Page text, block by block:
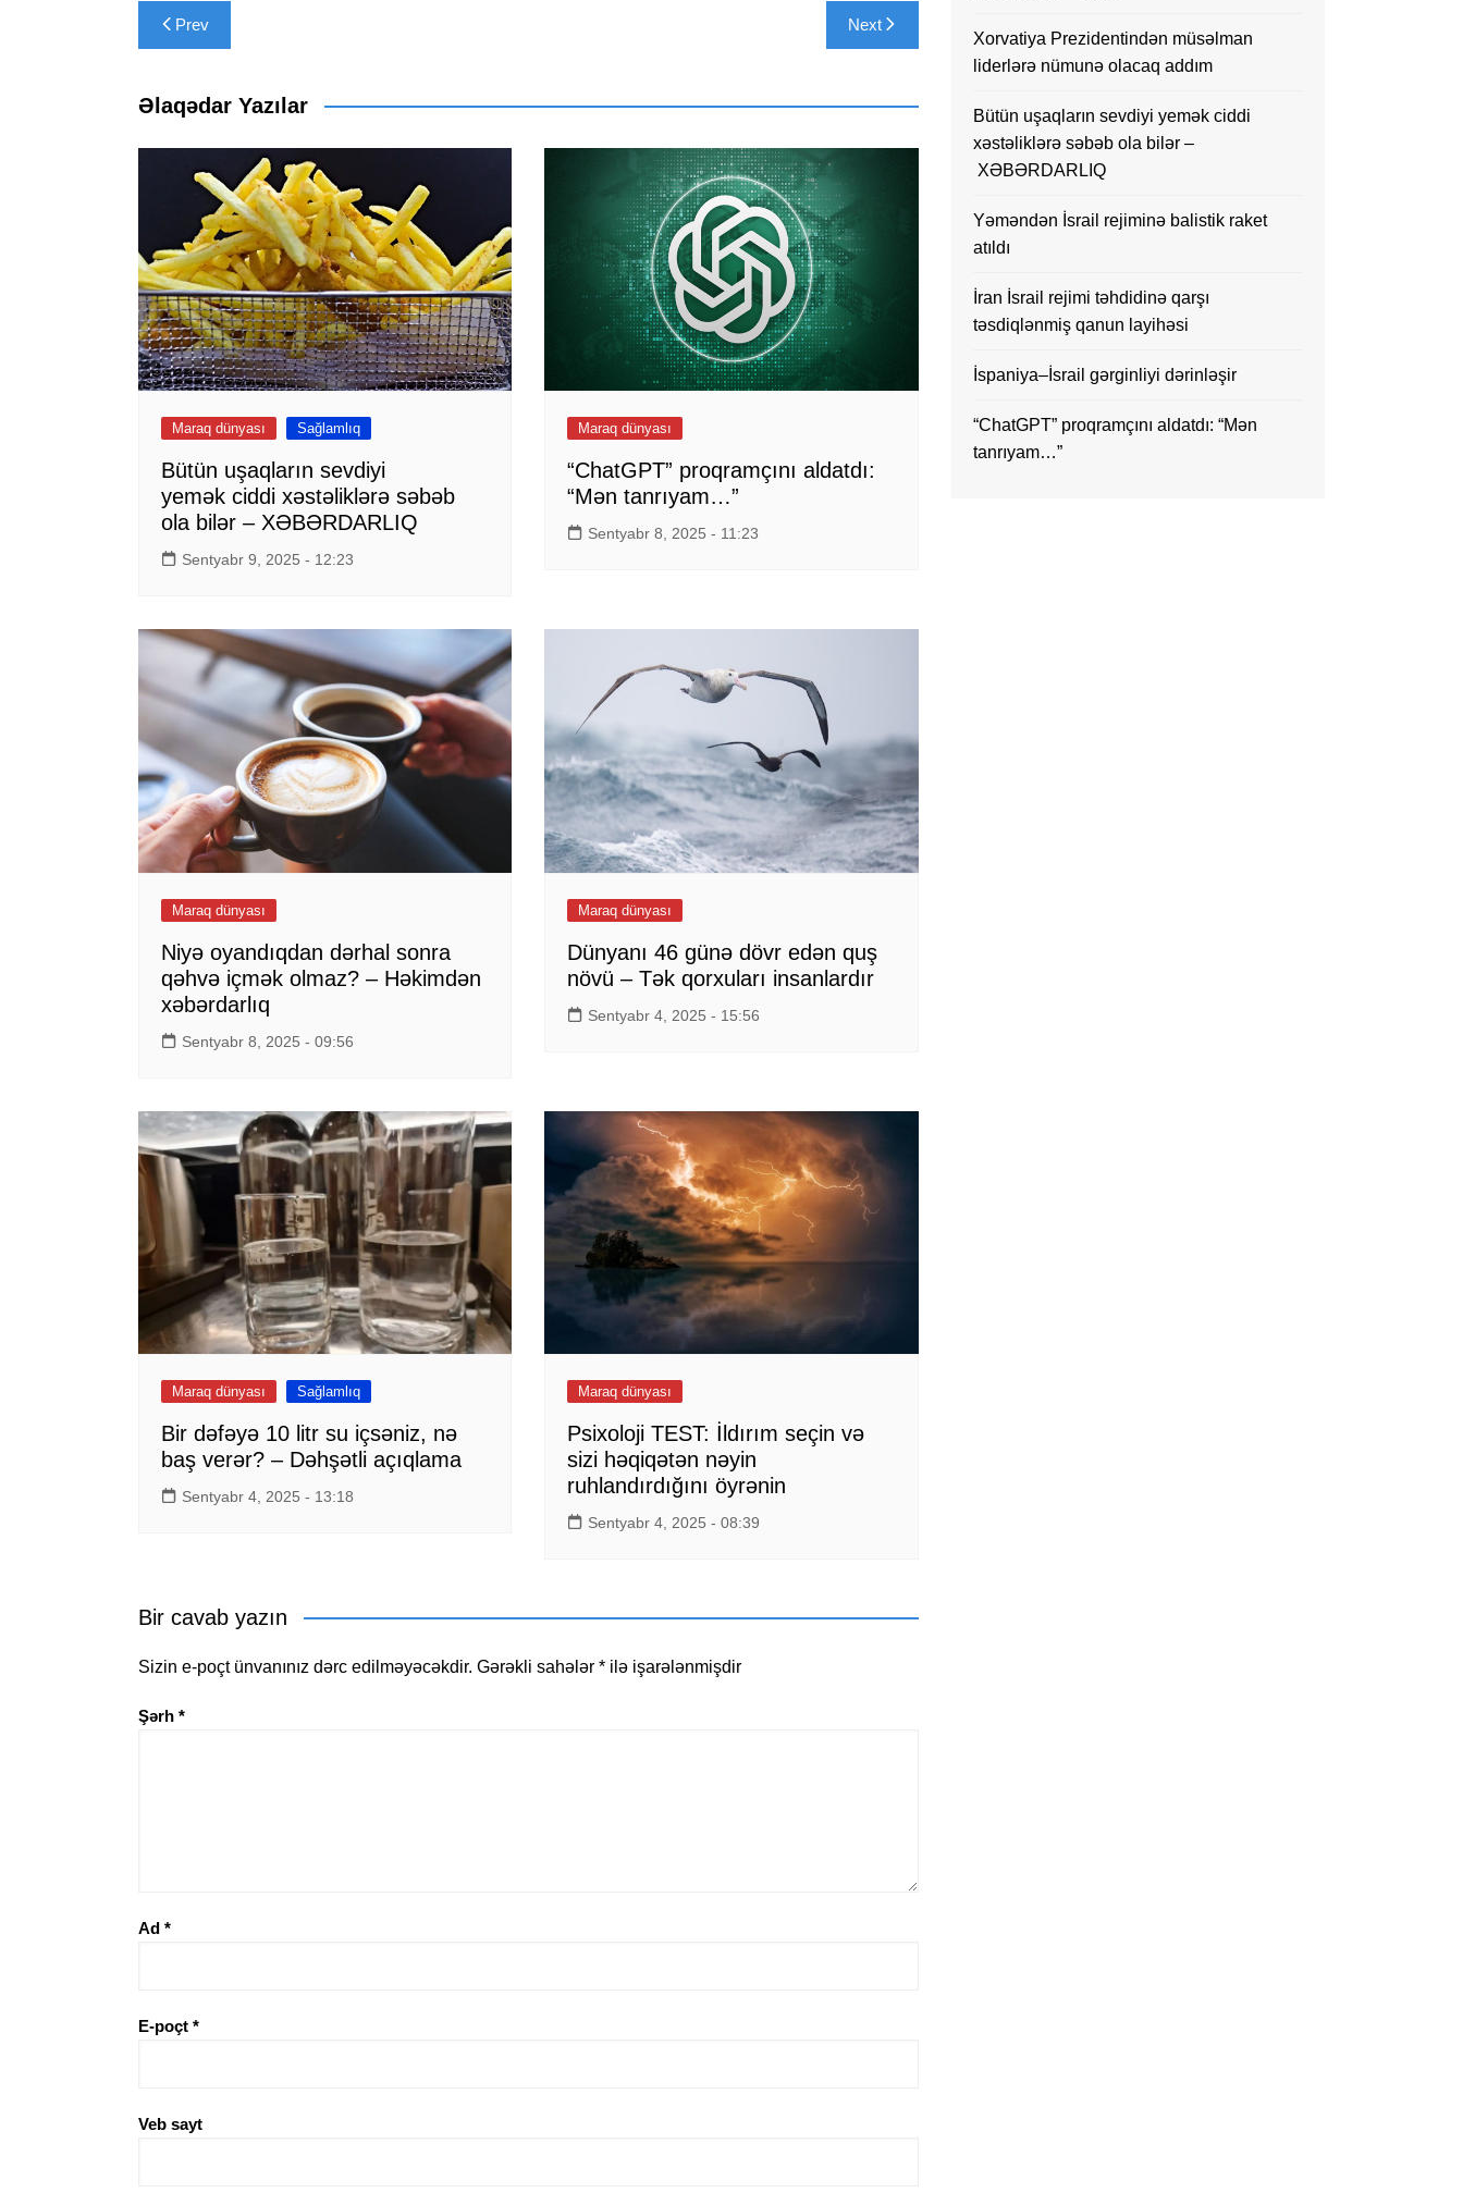
Yazı
naviqasiyası
Prev Next
Əlaqədar Yazılar
Maraq dünyası Sağlamlıq
Bütün uşaqların sevdiyi
yemək ciddi xəstəliklərə səbəb
ola bilər – XƏBƏRDARLIQ
Sentyabr 9, 2025 - 12:23
Maraq dünyası
“ChatGPT” proqramçını aldatdı:
“Mən tanrıyam…”
Sentyabr 8, 2025 - 11:23
Maraq dünyası
Niyə oyandıqdan dərhal sonra
qəhvə içmək olmaz? – Həkimdən
xəbərdarlıq
Sentyabr 8, 2025 - 09:56
Maraq dünyası
Dünyanı 46 günə dövr edən quş
növü – Tək qorxuları insanlardır
Sentyabr 4, 2025 - 15:56
Maraq dünyası Sağlamlıq
Bir dəfəyə 10 litr su içsəniz, nə
baş verər? – Dəhşətli açıqlama
Sentyabr 4, 2025 - 13:18
Maraq dünyası
Psixoloji TEST: İldırım seçin və
sizi həqiqətən nəyin
ruhlandırdığını öyrənin
Sentyabr 4, 2025 - 08:39
Bir cavab yazın
Sizin e-poçt ünvanınız dərc edilməyəcəkdir. Gərəkli sahələr * ilə işarələnmişdir
Şərh *
Ad *
E-poçt *
Veb sayt
Xorvatiya Prezidentindən müsəlman
liderlərə nümunə olacaq addım
Bütün uşaqların sevdiyi yemək ciddi
xəstəliklərə səbəb ola bilər –
XƏBƏRDARLIQ
Yəməndən İsrail rejiminə balistik raket
atıldı
İran İsrail rejimi təhdidinə qarşı
təsdiqlənmiş qanun layihəsi
İspaniya–İsrail gərginliyi dərinləşir
“ChatGPT” proqramçını aldatdı: “Mən
tanrıyam…”